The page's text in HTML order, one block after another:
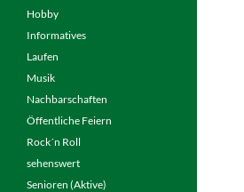
Hobby
Informatives
Laufen
Musik
Nachbarschaften
Öffentliche Feiern
Rock´n Roll
sehenswert
Senioren (Aktive)